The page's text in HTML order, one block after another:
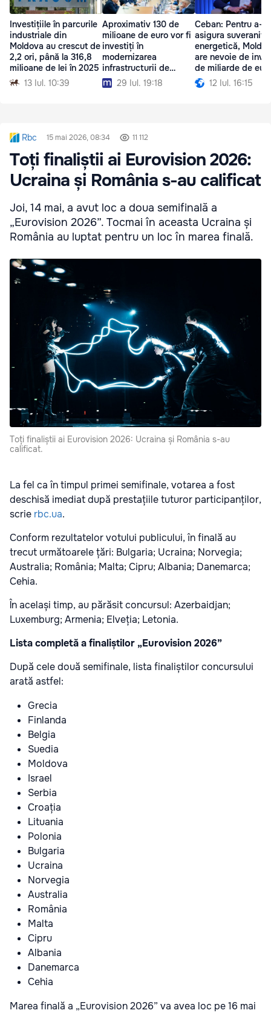
Investițiile în parcurile
industriale din
Moldova au crescut de
2,2 ori, până la 316,8
milioane de lei în 2025
13 Iul. 10:39
Aproximativ 130 de
milioane de euro vor fi
investiți în
modernizarea
infrastructurii de
irigare29 Iul. 19:18
Ceban: Pentru a-și
asigura
energetică,
are nevoie de
de miliarde de
12 Iul. 16:15
Rbc 15 mai 2026, 08:34 11 112
Toți finaliștii ai Eurovision 2026:
Ucraina și România s-au calificat
Joi, 14 mai, a avut loc a doua semifinală a
„Eurovision 2026”. Tocmai în aceasta Ucraina și
România au luptat pentru un loc în marea finală.
Toți finaliștii ai Eurovision 2026: Ucraina și România s-au
calificat.
La fel ca în timpul primei semifinale, votarea a fost
deschisă imediat după prestațiile tuturor participanților,
scrie rbc.ua.
Conform rezultatelor votului publicului, în finală au
trecut următoarele țări: Bulgaria; Ucraina; Norvegia;
Australia; România; Malta; Cipru; Albania; Danemarca;
Cehia.
În același timp, au părăsit concursul: Azerbaidjan;
Luxemburg; Armenia; Elveția; Letonia.
Lista completă a finaliștilor „Eurovision 2026”
După cele două semifinale, lista finaliștilor concursului
arată astfel:
Grecia
Finlanda
Belgia
Suedia
Moldova
Israel
Serbia
Croația
Lituania
Polonia
Bulgaria
Ucraina
Norvegia
Australia
România
Malta
Cipru
Albania
Danemarca
Cehia
Marea finală a „Eurovision 2026” va avea loc pe 16 mai